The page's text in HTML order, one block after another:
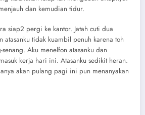
dan kemudian tidur.
siap2 pergi ke kantor. Jatah cuti dua
tidak kuambil penuh karena toh
Aku menelfon atasanku dan
kerja hari ini. Atasanku sedikit heran.
akan pulang pagi ini pun menanyakan